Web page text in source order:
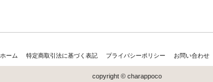
ホーム 特定商取引法に基づく表記 プライバシーポリシー お問い合わせ
copyright © charappoco